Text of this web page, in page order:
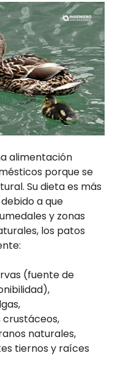
alimentación
porque se
Su dieta es más
a que
y zonas
los patos
(fuente de
crustáceos,
naturales,
tiernos y raíces